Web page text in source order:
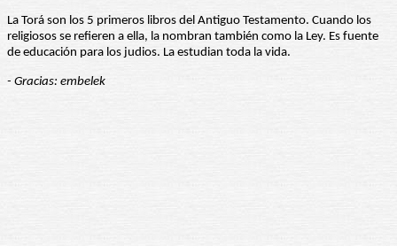
La Torá son los 5 primeros libros del Antiguo Testamento. Cuando los
religiosos se refieren a ella, la nombran también como la Ley. Es fuente
de educación para los judios. La estudian toda la vida.
- Gracias: embelek